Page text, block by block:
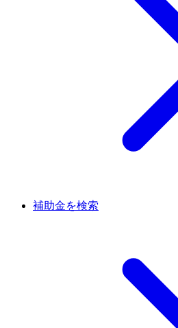
補助金を検索